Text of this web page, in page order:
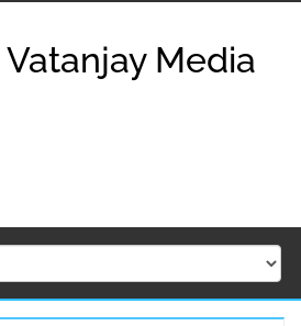
Vatanjay Media